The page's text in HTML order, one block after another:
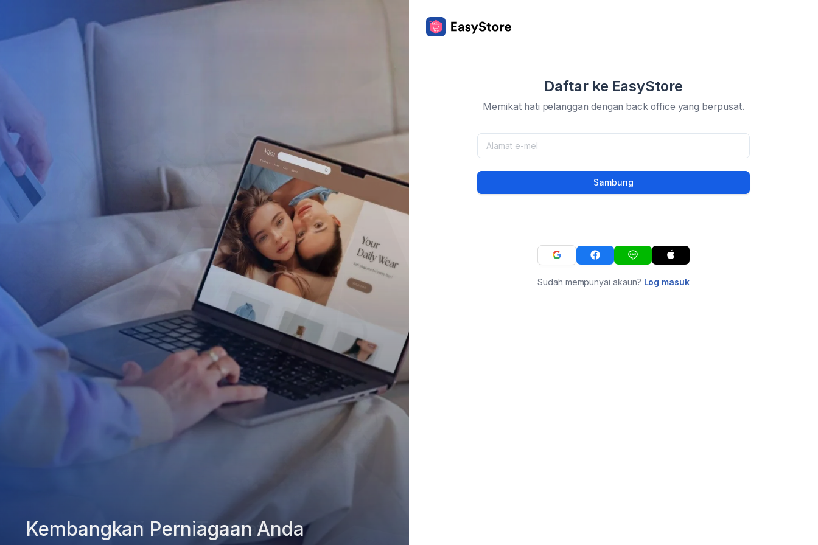
Kembangkan Perniagaan Anda
Daftar ke EasyStore
Memikat hati pelanggan dengan back office yang berpusat.
Sambung
Sudah mempunyai akaun? Log masuk